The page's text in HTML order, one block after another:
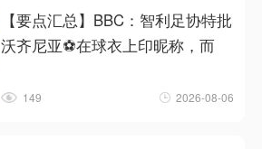
【要点汇总】BBC：智利足协特批
沃齐尼亚⚽在球衣上印昵称，而
149 2026-08-06